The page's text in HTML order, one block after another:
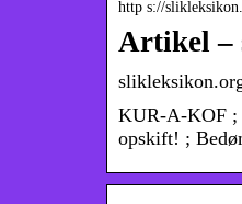
http s://
Artikel –
KUR-A-KOF ;
opskift! ;